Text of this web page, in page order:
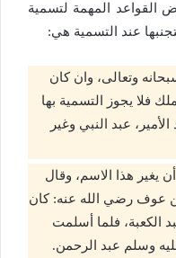
القواعد المهمة لتسمية
عند التسمية هي:
وتعالى، وان كان
فلا يجوز التسمية بها
عبد النبي وغير
يغير هذا الاسم، وقال
عوف رضي الله عنه: كان
الكعبة، فلما أسلمت
وسلم عبد الرحمن.